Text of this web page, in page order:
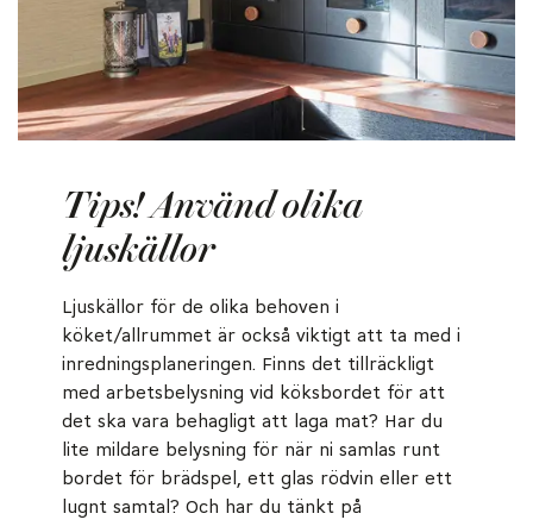
Tips! Använd olika
ljuskällor
Ljuskällor för de olika behoven i
köket/allrummet är också viktigt att ta med i
inredningsplaneringen. Finns det tillräckligt
med arbetsbelysning vid köksbordet för att
det ska vara behagligt att laga mat? Har du
lite mildare belysning för när ni samlas runt
bordet för brädspel, ett glas rödvin eller ett
lugnt samtal? Och har du tänkt på